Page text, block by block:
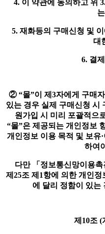
4. 이 약관에 동의하고 위
5. 재화등의 구매신청 및 이
대
6. 결제
② “몰”이 제3자에게 구매
있는 경우 실제 구매신청 시
원가입 시 미리 포괄적으
“몰”은 제공되는 개인정보
개인정보 이용 목적 및 보유
하여
다만 「정보통신망이용촉
제25조 제1항에 의한 개인
에 달리 정함이 있는
제10조 (